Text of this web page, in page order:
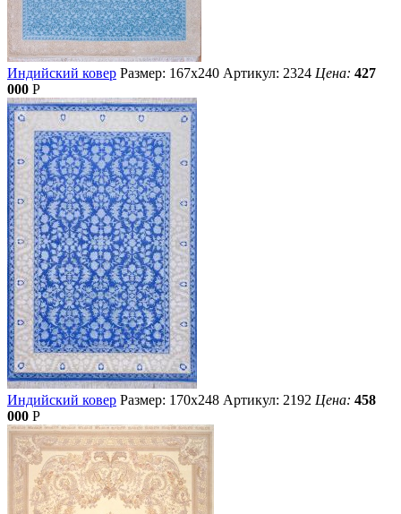
Индийский ковер Размер: 167х240 Артикул: 2324 Цена: 427
000 Р
Индийский ковер Размер: 170х248 Артикул: 2192 Цена: 458
000 Р